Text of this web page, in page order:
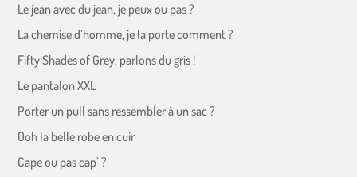
Le jean avec du jean, je peux ou pas ?
La chemise d’homme, je la porte comment ?
Fifty Shades of Grey, parlons du gris !
Le pantalon XXL
Porter un pull sans ressembler à un sac ?
Ooh la belle robe en cuir
Cape ou pas cap’ ?